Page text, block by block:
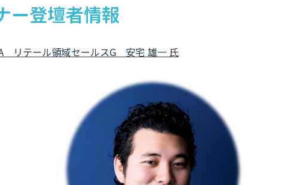
ー登壇者情報
リテール領域セールスG 安宅 雄一 氏